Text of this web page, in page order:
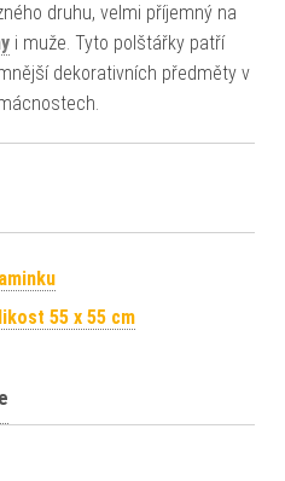
druhu, velmi příjemný na
i muže. Tyto polštářky patří
dekorativních předměty v
55 x 55 cm